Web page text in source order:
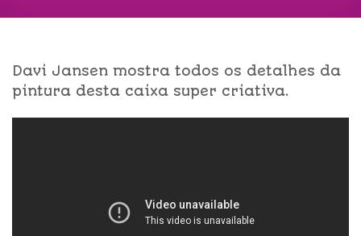
Davi Jansen mostra todos os detalhes da
pintura desta caixa super criativa.